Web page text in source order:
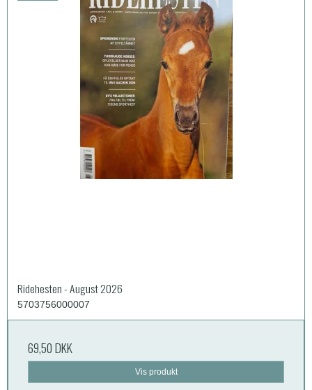
Ridehesten - August 2026
5703756000007
69,50 DKK
Vis produkt